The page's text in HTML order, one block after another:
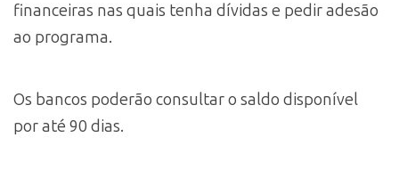
financeiras nas quais tenha dívidas e pedir adesão
ao programa.
Os bancos poderão consultar o saldo disponível
por até 90 dias.